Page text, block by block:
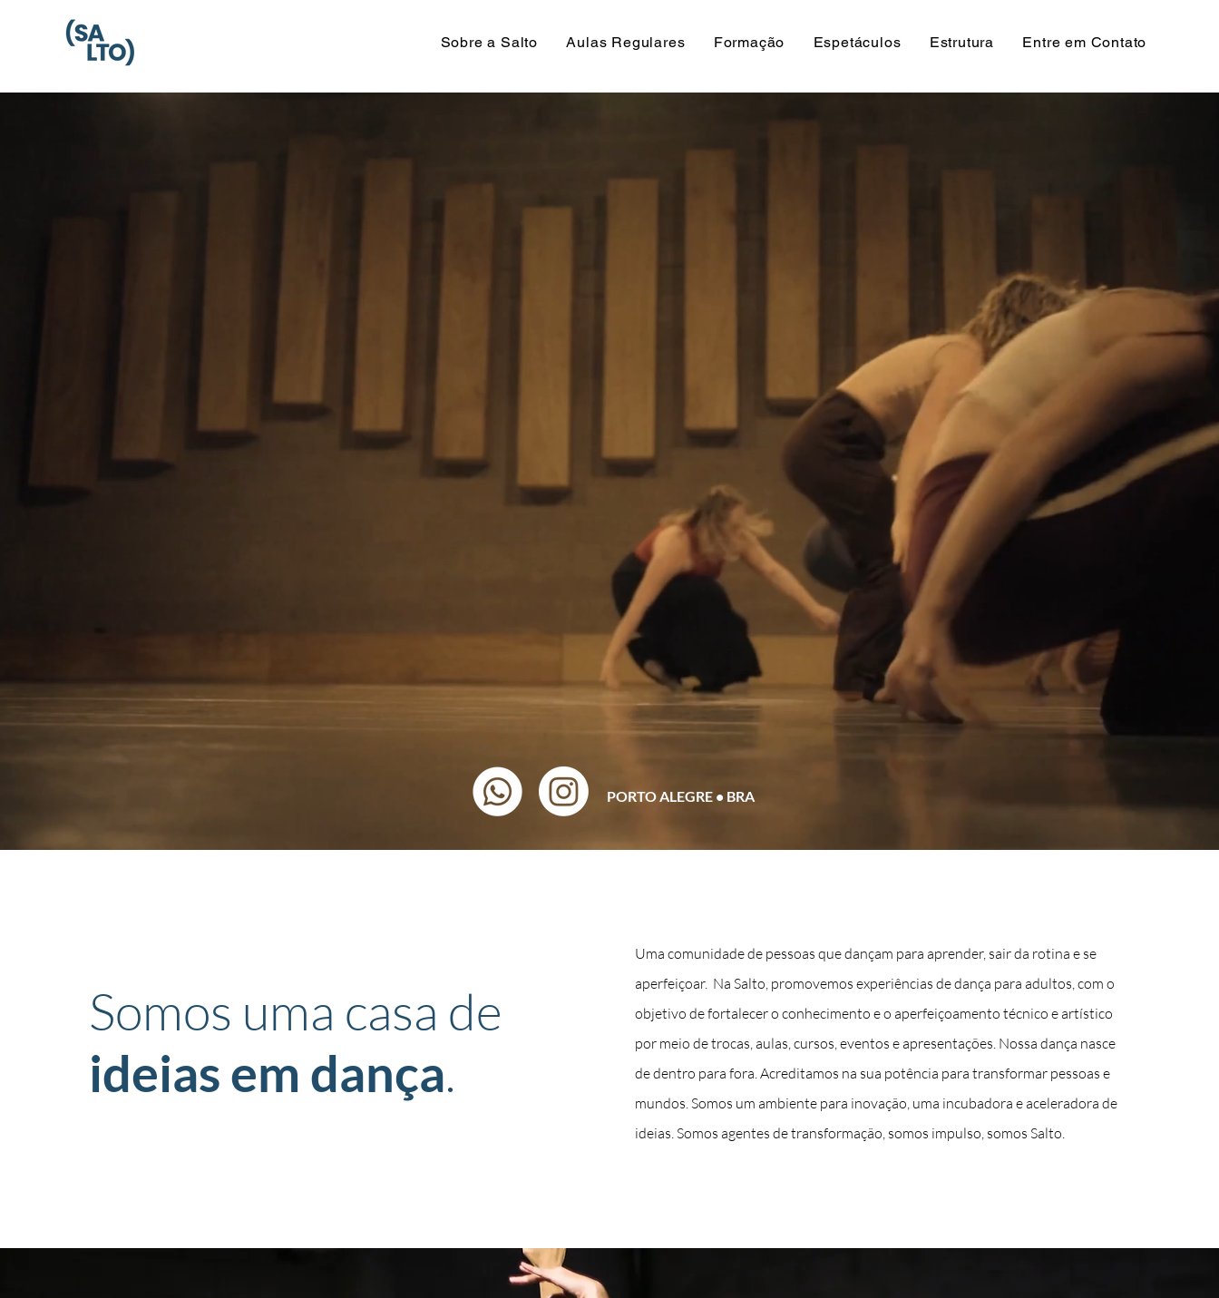
Sobre a Salto Aulas Regulares Formação Espetáculos Estrutura Entre em Contato
PORTO ALEGRE • BRA
Somos uma casa de
ideias em dança.
Uma comunidade de pessoas que dançam para aprender, sair da rotina e se
aperfeiçoar. Na Salto, promovemos experiências dedança para adultos, com o
objetivo de fortalecero conhecimento e o aperfeiçoamento técnico e artístico
por meio de trocas, aulas, cursos, eventos e apresentações. Nossa dança nasce
de dentro para fora. Acreditamos na sua potência para transformar pessoas e
mundos. Somos um ambiente para inovação, uma incubadora e aceleradora de
ideias. Somos agentes de transformação, somos impulso, somos Salto.